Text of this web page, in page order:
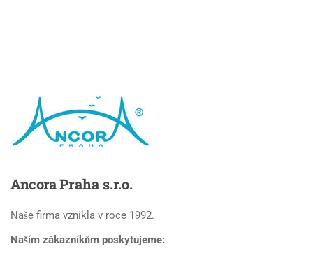
AncoraPraha s.r.o.
Naše firma vznikla v roce 1992.
Naším zákazníkům poskytujeme: